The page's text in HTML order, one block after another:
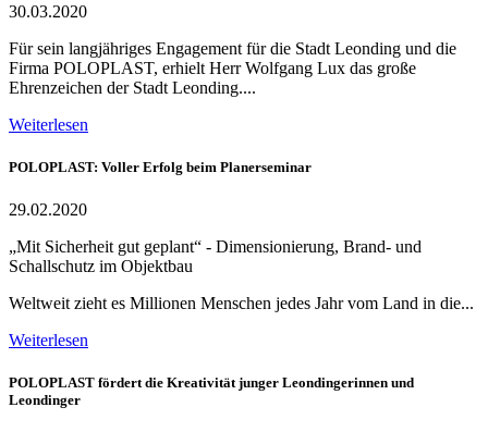
30.03.2020
Für sein langjähriges Engagement für die Stadt Leonding und die
Firma POLOPLAST, erhielt Herr Wolfgang Lux das große
Ehrenzeichen der Stadt Leonding....
Weiterlesen
POLOPLAST: Voller Erfolg beim Planerseminar
29.02.2020
„Mit Sicherheit gut geplant“ - Dimensionierung, Brand- und
Schallschutz im Objektbau
Weltweit zieht es Millionen Menschen jedes Jahr vom Land in die...
Weiterlesen
POLOPLAST fördert die Kreativität junger Leondingerinnen und
Leondinger